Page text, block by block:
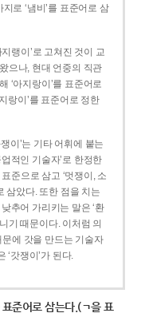
지로 ‘냄비’를 표준어로 삼
랭이’로 고쳐진 것이 교
으나, 현대 언중의 직관
‘아지랑이’를 표준어로
랑이’를 표준어로 정한
이’는 기타 어휘에 붙는
적인 기술자’로 한정한
준으로 삼고 ‘멋쟁이, 소
삼았다. 또한 점을 치는
추어 가리키는 말은 ‘환
기 때문이다. 이처럼 의
문에 갓을 만드는 기술자
‘갓쟁이’가 된다.
준어로 삼는다.(ㄱ을 표